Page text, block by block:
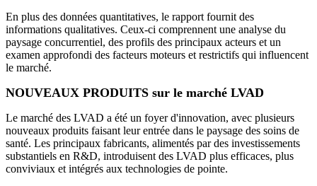
En plus des données quantitatives, le rapport fournit des
informations qualitatives. Ceux-ci comprennent une analyse du
paysage concurrentiel, des profils des principaux acteurs et un
examen approfondi des facteurs moteurs et restrictifs qui influencent
le marché.
NOUVEAUX PRODUITS sur le marché LVAD
Le marché des LVAD a été un foyer d'innovation, avec plusieurs
nouveaux produits faisant leur entrée dans le paysage des soins de
santé. Les principaux fabricants, alimentés par des investissements
substantiels en R&D, introduisent des LVAD plus efficaces, plus
conviviaux et intégrés aux technologies de pointe.